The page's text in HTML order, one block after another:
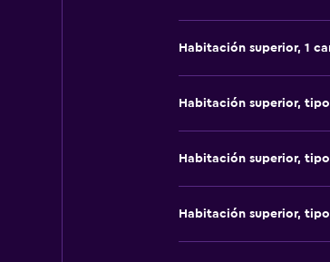
Habitación superior, 1
Habitación superior,
Habitación superior,
Habitación superior,